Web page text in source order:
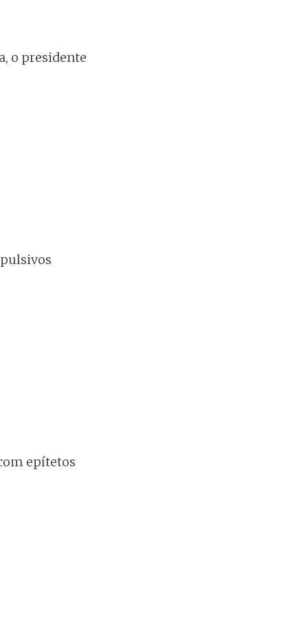
o presidente
epítetos